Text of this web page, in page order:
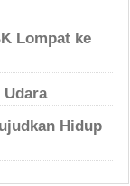
Lompat ke
Udara
Hidup